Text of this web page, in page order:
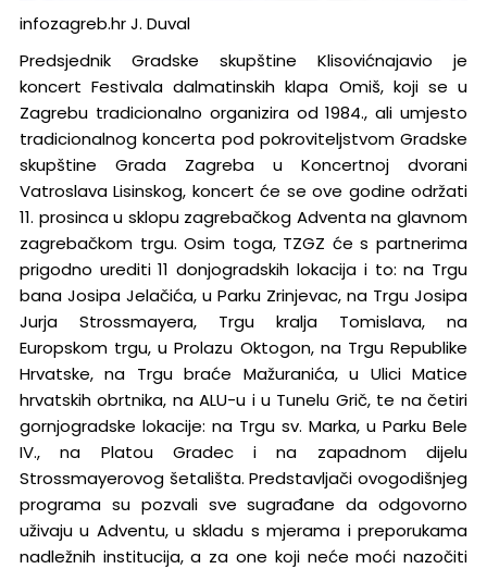
infozagreb.hr J. Duval
Predsjednik Gradske skupštine Klisovićnajavio je
koncert Festivala dalmatinskih klapa Omiš, koji se u
Zagrebu tradicionalno organizira od 1984., ali umjesto
tradicionalnog koncerta pod pokroviteljstvom Gradske
skupštine Grada Zagreba u Koncertnoj dvorani
Vatroslava Lisinskog, koncert će se ove godine održati
11. prosinca u sklopu zagrebačkog Adventa na glavnom
zagrebačkom trgu. Osim toga, TZGZ će s partnerima
prigodno urediti 11 donjogradskih lokacija i to: na Trgu
bana Josipa Jelačića, u Parku Zrinjevac, na Trgu Josipa
Jurja Strossmayera, Trgu kralja Tomislava, na
Europskom trgu, u Prolazu Oktogon, na Trgu Republike
Hrvatske, na Trgu braće Mažuranića, u Ulici Matice
hrvatskih obrtnika, na ALU-u i u Tunelu Grič, te na četiri
gornjogradske lokacije: na Trgu sv. Marka, u Parku Bele
IV., na Platou Gradec i na zapadnom dijelu
Strossmayerovog šetališta. Predstavljači ovogodišnjeg
programa su pozvali sve sugrađane da odgovorno
uživaju u Adventu, u skladu s mjerama i preporukama
nadležnih institucija, a za one koji neće moći nazočiti